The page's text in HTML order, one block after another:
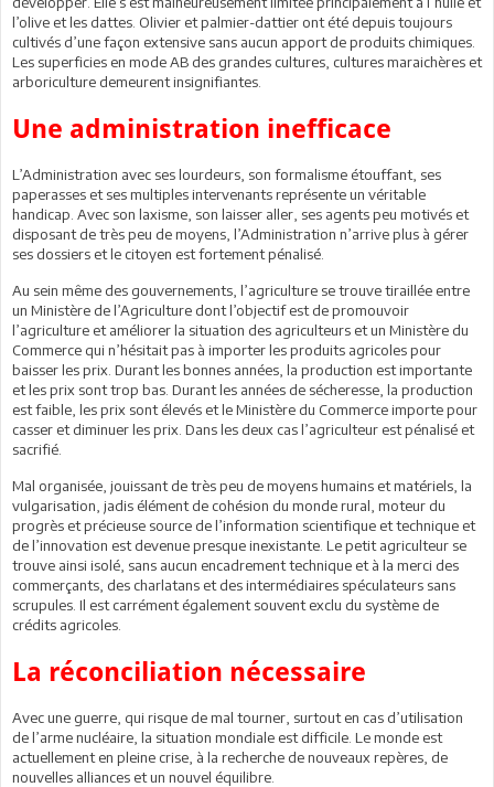
l’olive et les dattes. Olivier et palmier-dattier ont été depuis toujours
cultivés d’une façon extensive sans aucun apport de produits chimiques.
Les superficies en mode AB des grandes cultures, cultures maraichères et
arboriculture demeurent insignifiantes.
Une administration inefficace
L’Administration avec ses lourdeurs, son formalisme étouffant, ses
paperasses et ses multiples intervenants représente un véritable
handicap. Avec son laxisme, son laisser aller, ses agents peu motivés et
disposant de très peu de moyens, l’Administration n’arrive plus à gérer
ses dossiers et le citoyen est fortement pénalisé.
Au sein même des gouvernements, l’agriculture se trouve tiraillée entre
un Ministère de l’Agriculture dont l’objectif est de promouvoir
l’agriculture et améliorer la situation des agriculteurs et un Ministère du
Commerce qui n’hésitait pas à importer les produits agricoles pour
baisser les prix. Durant les bonnes années, la production est importante
et les prix sont trop bas. Durant les années de sécheresse, la production
est faible, les prix sont élevés et le Ministère du Commerce importe pour
casser et diminuer les prix. Dans les deux cas l’agriculteur est pénalisé et
sacrifié.
Mal organisée, jouissant de très peu de moyens humains et matériels, la
vulgarisation, jadis élément de cohésion du monde rural, moteur du
progrès et précieuse source de l’information scientifique et technique et
de l’innovation est devenue presque inexistante. Le petit agriculteur se
trouve ainsi isolé, sans aucun encadrement technique et à la merci des
commerçants, des charlatans et des intermédiaires spéculateurs sans
scrupules. Il est carrément également souvent exclu du système de
crédits agricoles.
La réconciliation nécessaire
Avec une guerre, qui risque de mal tourner, surtout en cas d’utilisation
de l’arme nucléaire, la situation mondiale est difficile. Le monde est
actuellement en pleine crise, à la recherche de nouveaux repères, de
nouvelles alliances et un nouvel équilibre.